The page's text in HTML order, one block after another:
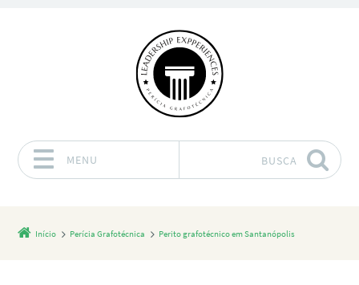
MENU BUSCA
Início Perícia Grafotécnica Perito grafotécnico em Santanópolis